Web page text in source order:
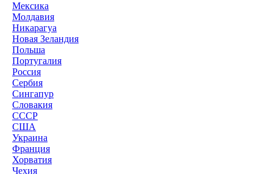
Мексика
Молдавия
Никарагуа
Новая Зеландия
Польша
Португалия
Россия
Сербия
Сингапур
Словакия
СССР
США
Украина
Франция
Хорватия
Чехия